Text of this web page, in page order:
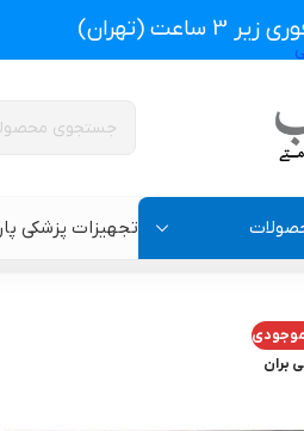
ساعت (تهران)
و سوتین پروتز دار
تجهیزات پزشکی
انواع پانسمان زخم> پانسمان
موجودی